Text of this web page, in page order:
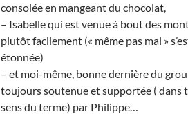
consolée en mangeant du chocolat,
– Isabelle qui est venue à bout des
plutôt facilement (« même pas mal »
étonnée)
– et moi-même, bonne dernière du
toujours soutenue et supportée ( dans
sens du terme) par Philippe…